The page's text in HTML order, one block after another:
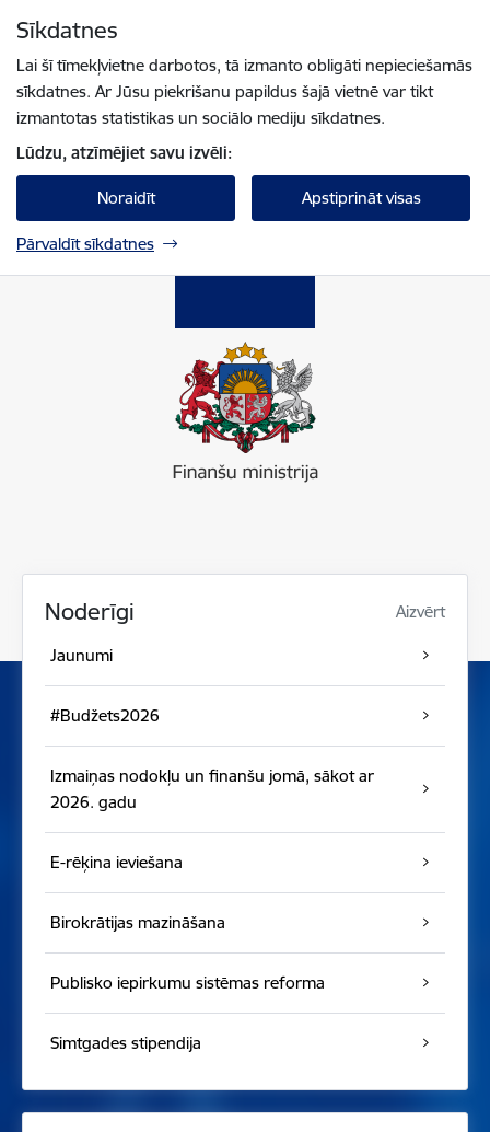
Sīkdatnes
Lai šī tīmekļvietne darbotos, tā izmanto obligāti nepieciešamās
sīkdatnes. Ar Jūsu piekrišanu papildus šajā vietnē var tikt
izmantotas statistikas un sociālo mediju sīkdatnes.
Lūdzu, atzīmējiet savu izvēli:
Noraidīt Apstiprināt visas
Pārvaldīt sīkdatnes
Noderīgi Aizvērt
Jaunumi
#Budžets2026
Izmaiņas nodokļu un finanšu jomā, sākot ar
2026. gadu
E-rēķina ieviešana
Birokrātijas mazināšana
Publisko iepirkumu sistēmas reforma
Simtgades stipendija